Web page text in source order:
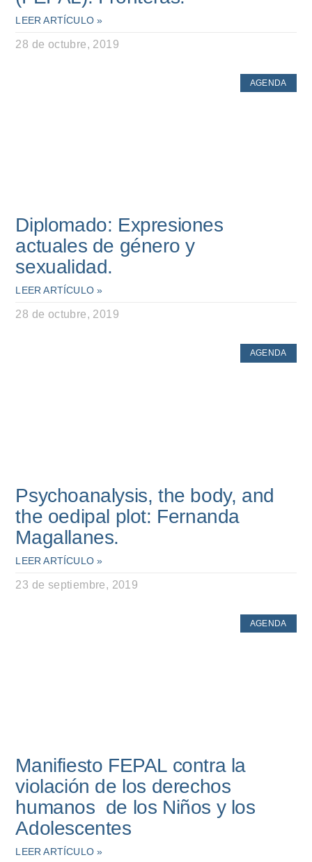
LEER ARTÍCULO »
28 de octubre, 2019
AGENDA
Diplomado: Expresiones
actuales de género y
sexualidad.
LEER ARTÍCULO »
28 de octubre, 2019
AGENDA
Psychoanalysis, the body, and
the oedipal plot: Fernanda
Magallanes.
LEER ARTÍCULO »
23 de septiembre, 2019
AGENDA
Manifiesto FEPAL contra la
violación de los derechos
humanos de los Niños y los
Adolescentes
LEER ARTÍCULO »